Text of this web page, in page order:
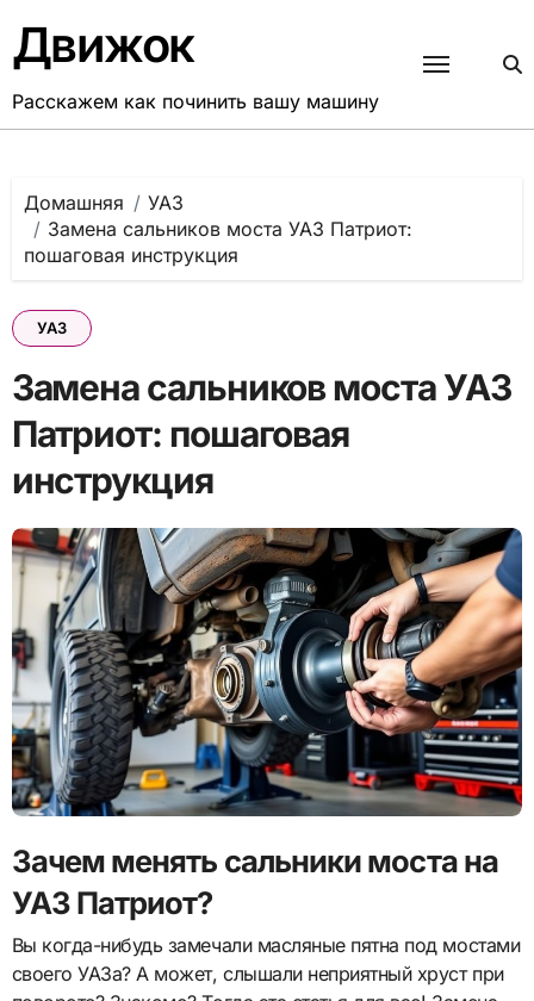
содержанию
Движок
Расскажем как починить вашу машину
Домашняя
УАЗ
Замена сальников моста УАЗ Патриот:
пошаговая инструкция
УАЗ
Замена сальников моста УАЗ
Патриот: пошаговая
инструкция
Зачем менять сальники моста на
УАЗ Патриот?
Вы когда-нибудь замечали масляные пятна под мостами
своего УАЗа? А может, слышали неприятный хруст при